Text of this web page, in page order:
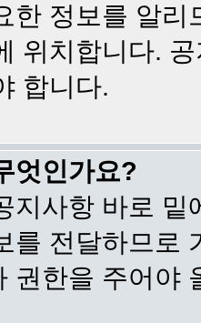
한 정보를 알
위치합니다.
합니다.
엇인가요?
지사항 바로
를 전달하므로
권한을 주어야